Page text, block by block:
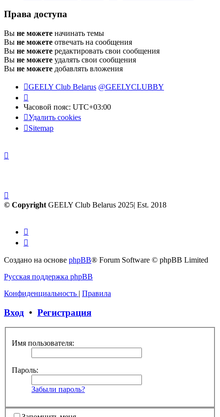
Права доступа
Вы не можете начинать темы
Вы не можете отвечать на сообщения
Вы не можете редактировать свои сообщения
Вы не можете удалять свои сообщения
Вы не можете добавлять вложения
GEELY Club Belarus @GEELYCLUBBY
Часовой пояс: UTC+03:00
Удалить cookies
Sitemap
© Copyright GEELY Club Belarus 2025| Est. 2018
Создано на основе phpBB® Forum Software © phpBB Limited
Русская поддержка phpBB
Конфиденциальность | Правила
Вход • Регистрация
Имя пользователя:
Пароль:
Забыли пароль?